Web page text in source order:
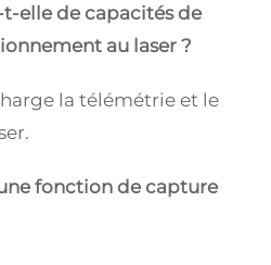
t-elle de capacités de
au laser ?
la télémétrie et le
fonction de capture